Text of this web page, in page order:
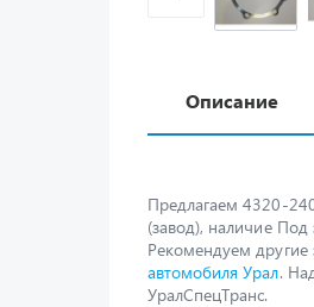
Описание
Предлагаем 4320-
(завод), наличие Под
Рекомендуем другие
автомобиля Урал.
УралСпецТранс.